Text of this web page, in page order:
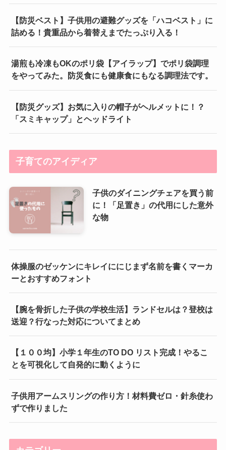
【防災ベスト】子供用の避難グッズを「ハコベスト」に
詰める！貴重品から着替えまでたっぷり入る！
湯煎も冷凍もOKのポリ袋【アイラップ】でポリ袋調理
をやってみた。防災食にも健康食にもなる調理法です。
【防災グッズ】お気に入りの帽子がヘルメットに！？
「スミキャップ」とヘッドライト
子育てのアイディア
子供のダイニングチェアを買う前
に！「足置き」の代用にした意外
な物
体操服のゼッケンにキレイににじまず名前を書くマーカ
ーとおすすめフォント
【腕を骨折した子供の学校生活】ランドセルは？登校は
送迎？行なった対応についてまとめ
【１００均】小学１年生のTO DO リスト完成！やるこ
とを可視化して自発的に動くように
子供用アームスリングの作り方！材料費ゼロ・針糸使わ
ずで作りました